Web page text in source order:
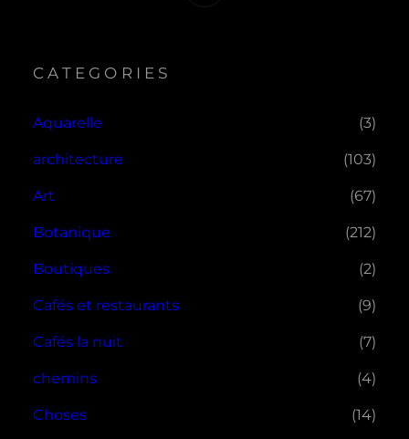
CATEGORIES
Aquarelle (3)
architecture (103)
Art (67)
Botanique (212)
Boutiques (2)
Cafés et restaurants (9)
Cafés la nuit (7)
chemins (4)
Choses (14)